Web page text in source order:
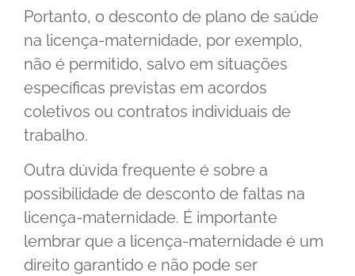
Portanto, o desconto de plano de saúde
na licença-maternidade, por exemplo,
não é permitido, salvo em situações
específicas previstas em acordos
coletivos ou contratos individuais de
trabalho.
Outra dúvida frequente é sobre a
possibilidade de desconto de faltas na
licença-maternidade. É importante
lembrar que a licença-maternidade é um
direito garantido e não pode ser